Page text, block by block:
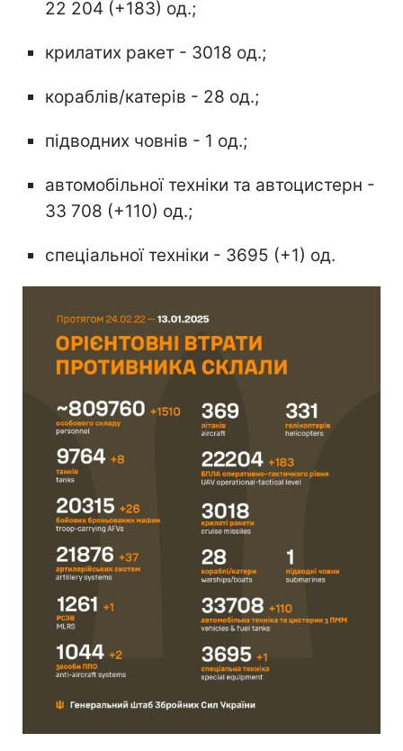
22 204 (+183) од.;
крилатих ракет - 3018 од.;
кораблів/катерів - 28 од.;
підводних човнів - 1 од.;
автомобільної техніки та автоцистерн -
33 708 (+110) од.;
спеціальної техніки - 3695 (+1) од.